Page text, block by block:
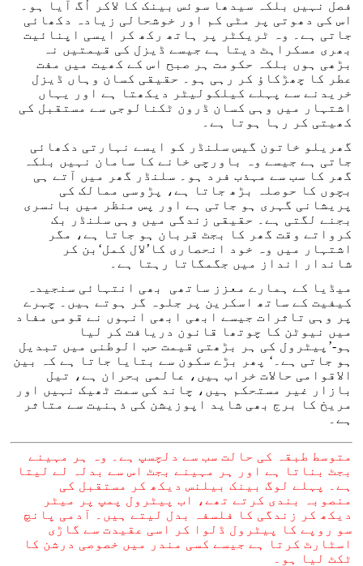
فصل نہیں بلکہ سیدھا سوئس بینک کا لاکر اُگ آیا ہو۔
اس کی دھوتی پر مٹی کم اور خوشحالی زیادہ دکھائی
جاتی ہے۔ وہ ٹریکٹر پر ہاتھ رکھ کر ایسی اپنائیت
بھری مسکراہٹ دیتا ہے جیسے ڈیزل کی قیمتیں نہ
بڑھی ہوں بلکہ حکومت ہر صبح اس کے کھیت میں مفت
عطر کا چھڑکاؤ کر رہی ہو۔ حقیقی کسان وہاں ڈیزل
خریدنے سے پہلے کیلکولیٹر دیکھتا ہے اور یہاں
اشتہار میں وہی کسان ڈرون ٹکنالوجی سے مستقبل کی
کھیتی کر رہا ہوتا ہے۔
گھریلو خاتون گیس سلنڈر کو ایسے نہارتی دکھائی
جاتی ہے جیسے وہ باورچی خانے کا سامان نہیں بلکہ
گھر کا سب سے مہذب فرد ہو۔ سلنڈر گھر میں آتے ہی
بچوں کا حوصلہ بڑھ جاتا ہے، پڑوسی ممالک کی
پریشانی گہری ہو جاتی ہے اور پس منظر میں بانسری
بجنے لگتی ہے۔ حقیقی زندگی میں وہی سلنڈر بک
کرواتے وقت گھر کا بجٹ قربان ہو جاتا ہے، مگر
اشتہار میں وہ خود انحصاری کا’لال کمل‘بن کر
شاندار انداز میں جگمگاتا رہتا ہے۔
میڈیا کے ہمارے معزز ساتھی بھی انتہائی سنجیدہ
کیفیت کے ساتھ اسکرین پر جلوہ گر ہوتے ہیں۔ چہرے
پر وہی تاثرات جیسے ابھی ابھی انہوں نے قومی مفاد
میں نیوٹن کا چوتھا قانون دریافت کر لیا
ہو-’پیٹرول کی ہر بڑھتی قیمت حب الوطنی میں تبدیل
ہو جاتی ہے۔‘ پھر بڑے سکون سے بتایا جاتا ہے کہ بین
الاقوامی حالات خراب ہیں، عالمی بحران ہے، تیل
بازار غیر مستحکم ہیں، چاند کی سمت ٹھیک نہیں اور
مریخ کا برج بھی شاید اپوزیشن کی ذہنیت سے متاثر
ہے۔
متوسط طبقہ کی حالت سب سے دلچسپ ہے۔ وہ ہر مہینے
بجٹ بناتا ہے اور ہر مہینے بجٹ اس سے بدلہ لے لیتا
ہے۔ پہلے لوگ بینک بیلنس دیکھ کر مستقبل کی
منصوبہ بندی کرتے تھے، اب پیٹرول پمپ پر میٹر
دیکھ کر زندگی کا فلسفہ بدل لیتے ہیں۔ آدمی پانچ
سو روپے کا پیٹرول ڈلوا کر اسی عقیدت سے گاڑی
اسٹارٹ کرتا ہے جیسے کسی مندر میں خصوصی درشن کا
ٹکٹ لیا ہو۔